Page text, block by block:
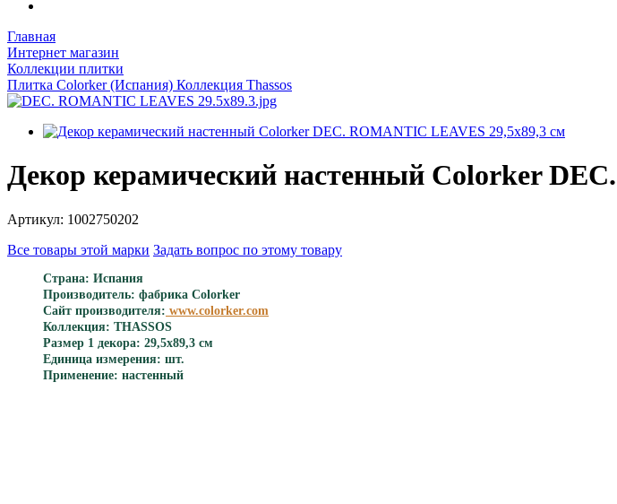
Главная
Интернет магазин
Коллекции плитки
Плитка Colorker (Испания) Коллекция Thassos
Декор керамический настенный Colorker
Артикул: 1002750202
Все товары этой марки Задать вопрос по этому товару
Страна: Испания
Производитель: фабрика Colorker
Сайт производителя: www.colorker.com
Коллекция: THASSOS
Размер 1 декора: 29,5x89,3 см
Единица измерения: шт.
Применение: настенный